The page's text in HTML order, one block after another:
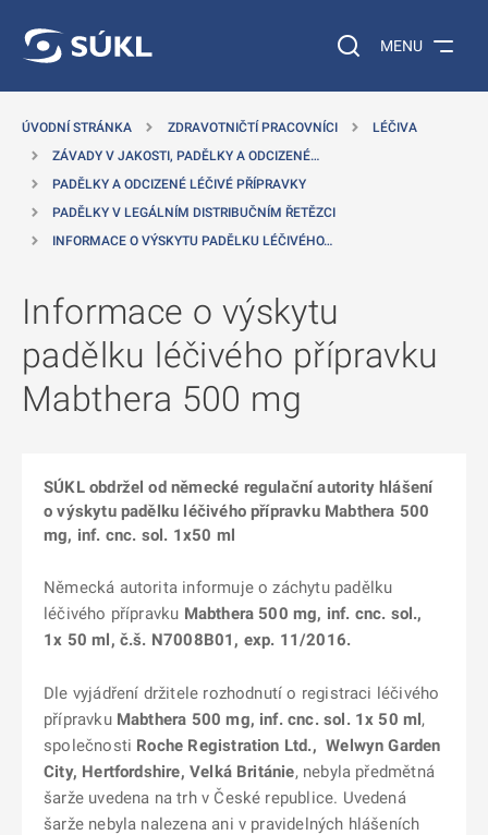
Vyhledávání na
MENU
ÚVODNÍ STRÁNKA ZDRAVOTNIČTÍ PRACOVNÍCI
LÉČIVA
ZÁVADY V JAKOSTI, PADĚLKY A ODCIZENÉ…
PADĚLKY A ODCIZENÉ LÉČIVÉ PŘÍPRAVKY
PADĚLKY V LEGÁLNÍM DISTRIBUČNÍM ŘETĚZCI
INFORMACE O VÝSKYTU PADĚLKU LÉČIVÉHO…
Informace o výskytu
padělku léčivého přípravku
Mabthera 500 mg
SÚKL obdržel od německé regulační autority hlášení
o výskytu padělku léčivého přípravku Mabthera 500
mg, inf. cnc. sol. 1x50 ml
Německá autorita informuje o záchytu padělku
léčivého přípravku Mabthera 500 mg, inf. cnc. sol.,
1x 50 ml, č.š. N7008B01, exp. 11/2016.
Dle vyjádření držitele rozhodnutí o registraci léčivého
přípravku Mabthera 500 mg, inf. cnc. sol. 1x 50 ml,
společnosti Roche Registration Ltd., Welwyn Garden
City, Hertfordshire, Velká Británie, nebyla předmětná
šarže uvedena na trh v České republice. Uvedená
šarže nebyla nalezena ani v pravidelných hlášeních